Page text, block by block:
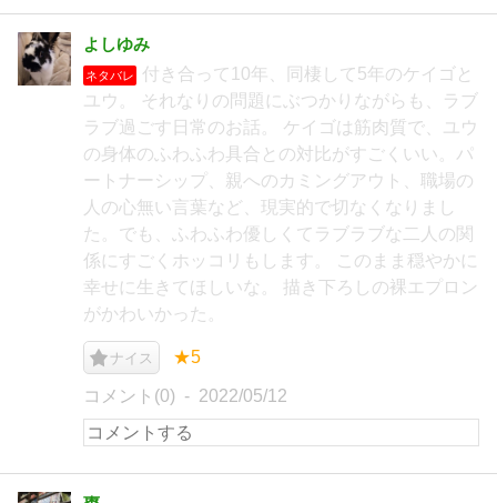
よしゆみ
ネタバレ
付き合って10年、同棲して5年のケイゴと
ユウ。 それなりの問題にぶつかりながらも、ラブ
ラブ過ごす日常のお話。 ケイゴは筋肉質で、ユウ
の身体のふわふわ具合との対比がすごくいい。パ
ートナーシップ、親へのカミングアウト、職場の
人の心無い言葉など、現実的で切なくなりまし
た。でも、ふわふわ優しくてラブラブな二人の関
係にすごくホッコリもします。 このまま穏やかに
幸せに生きてほしいな。 描き下ろしの裸エプロン
がかわいかった。
ナイス ★5
コメント(0) 2022/05/12